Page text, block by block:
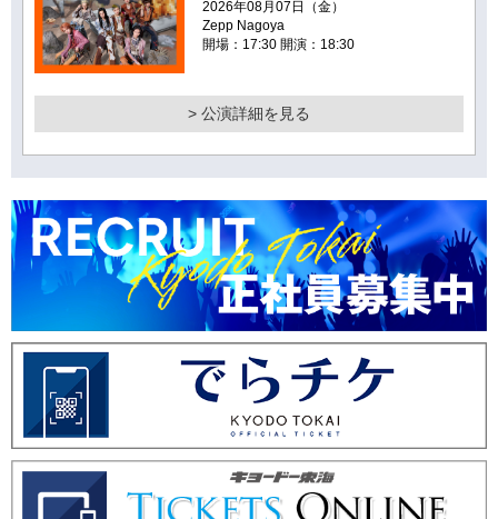
2026年08月07日（金）
Zepp Nagoya
開場：17:30 開演：18:30
> 公演詳細を見る